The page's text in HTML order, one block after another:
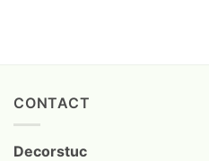
CONTACT
Decorstuc